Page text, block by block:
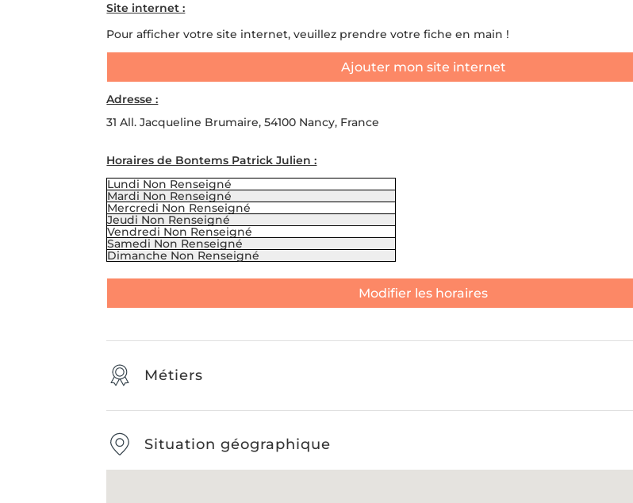
Site internet :
Pour afficher votre site internet, veuillez prendre votre fiche en main !
Ajouter mon site internet
Adresse :
31 All. Jacqueline Brumaire, 54100 Nancy, France
Horaires de Bontems Patrick Julien :
Lundi Non Renseigné
Mardi Non Renseigné
Mercredi Non Renseigné
Jeudi Non Renseigné
Vendredi Non Renseigné
Samedi Non Renseigné
Dimanche Non Renseigné
Modifier les horaires
Métiers
Situation géographique